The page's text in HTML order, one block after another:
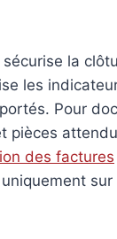
la
les
Pour
pièces
des factures
sur